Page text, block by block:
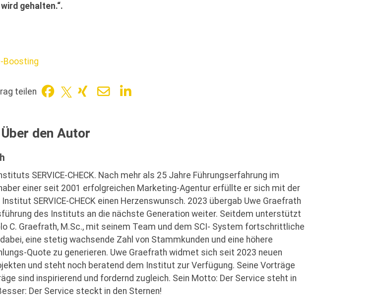
gehalten.“.
Boosting
teilen
Über den Autor
SERVICE-CHECK. Nach mehr als 25 Jahre Führungserfahrung im
einer seit 2001 erfolgreichen Marketing-Agentur erfüllte er sich mit der
SERVICE-CHECK einen Herzenswunsch. 2023 übergab Uwe Graefrath
des Instituts an die nächste Generation weiter. Seitdem unterstützt
C. Graefrath, M.Sc., mit seinem Team und dem SCI- System fortschrittliche
eine stetig wachsende Zahl von Stammkunden und eine höhere
Quote zu generieren. Uwe Graefrath widmet sich seit 2023 neuen
und steht noch beratend dem Institut zur Verfügung. Seine Vorträge
sind inspirierend und fordernd zugleich. Sein Motto: Der Service steht in
Der Service steckt in den Sternen!